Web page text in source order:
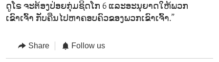
ດູໂຣ ຈະຕ້ອງປ່ອຍກຸ່ມຊິດໂກ 6 ແລະອະນຸຍາດໃຫ້ພວກ
ເຂົາເຈົ້າ ກັບຄືນໄປຫາຄອບຄົວຂອງພວກເຂົາເຈົ້າ.”
Share Follow us